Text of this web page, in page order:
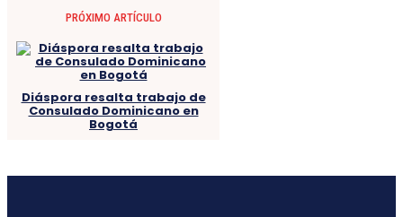
PRÓXIMO ARTÍCULO
Diáspora resalta trabajo de
Consulado Dominicano en
Bogotá